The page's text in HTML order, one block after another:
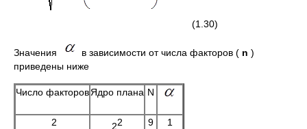
(1.30)
Значения в зависимости от числа факторов ( n )
приведены ниже
Число факторовЯдро плана N
2 22 9 1